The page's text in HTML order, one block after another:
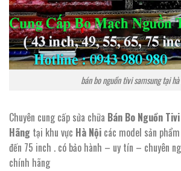
bán bo nguồn tivi samsung tại
Chuyên cung cấp sửa chữa Bán Bo Nguồn
Hãng tại khu vực Hà Nội các model sản
đến 75 inch . có bảo hành – uy tín – chuyên
chính hãng